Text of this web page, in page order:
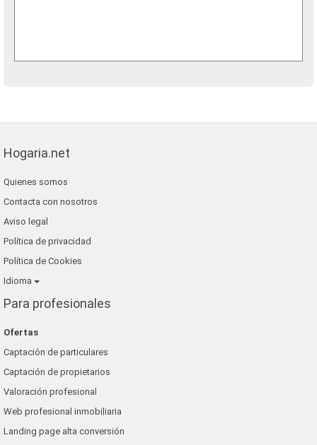
Hogaria.net
Quienes somos
Contacta con nosotros
Aviso legal
Política de privacidad
Política de Cookies
Idioma
Para profesionales
Ofertas
Captación de particulares
Captación de propietarios
Valoración profesional
Web profesional inmobiliaria
Landing page alta conversión